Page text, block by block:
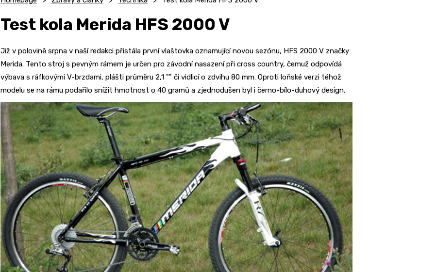
Test kola Merida HFS 2000 V
Již v polovině srpna v naší redakci přistála první vlaštovka oznamující novou sezónu, HFS 2000 V značky
Merida. Tento stroj s pevným rámem je určen pro závodní nasazení při cross country, čemuž odpovídá
výbava s ráfkovými V-brzdami, plášti průměru 2,1 "" či vidlicí o zdvihu 80 mm. Oproti loňské verzi téhož
modelu se na rámu podařilo snížit hmotnost o 40 gramů a zjednodušen byl i černo-bílo-duhový design.